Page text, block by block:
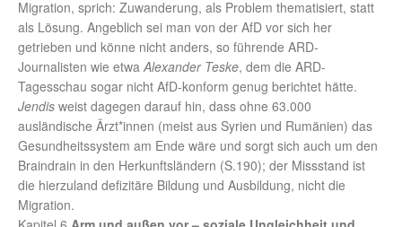
Migration, sprich: Zuwanderung, als Problem thematisiert, statt
als Lösung. Angeblich sei man von der AfD vor sich her
getrieben und könne nicht anders, so führende ARD-
Journalisten wie etwaAlexander Teske, dem die ARD-
Tagesschau sogar nicht AfD-konform genug berichtet hätte.
Jendis weist dagegen darauf hin, dass ohne 63.000
ausländische Ärzt*innen (meist aus Syrien und Rumänien) das
Gesundheitssystem am Ende wäre und sorgt sich auch um den
Braindrain in den Herkunftsländern (S.190); der Missstand ist
die hierzuland defizitäre Bildung und Ausbildung, nicht die
Migration.